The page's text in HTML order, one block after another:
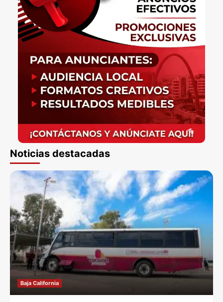
Noticias destacadas
Baja California